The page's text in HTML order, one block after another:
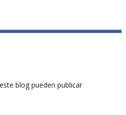
blog pueden publicar